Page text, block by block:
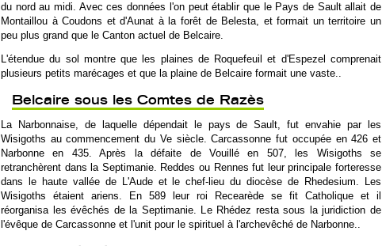
du nord au midi. Avec ces données l'on peut établir que le Pays de Sault allait de
Montaillou à Coudons et d'Aunat à la forêt de Belesta, et formait un territoire un
peu plus grand que le Canton actuel de Belcaire.
L'étendue du sol montre que les plaines de Roquefeuil et d'Espezel comprenait
plusieurs petits marécages et que la plaine de Belcaire formait une vaste..
Belcaire sous les Comtes de Razès
La Narbonnaise, de laquelle dépendait le pays de Sault, fut envahie par les
Wisigoths au commencement du Ve siècle. Carcassonne fut occupée en 426 et
Narbonne en 435. Après la défaite de Vouillé en 507, les Wisigoths se
retranchèrent dans la Septimanie. Reddes ou Rennes fut leur principale forteresse
dans le haute vallée de L'Aude et le chef-lieu du diocèse de Rhedesium. Les
Wisigoths étaient ariens. En 589 leur roi Recearède se fit Catholique et il
réorganisa les évêchés de la Septimanie. Le Rhédez resta sous la juridiction de
l'évêque de Carcassonne et l'unit pour le spirituel à l'archevêché de Narbonne..